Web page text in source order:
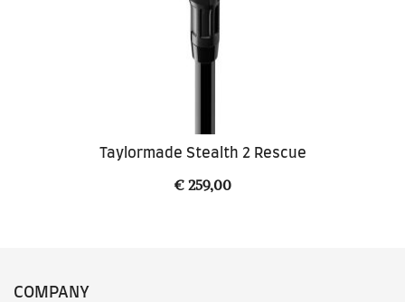
Taylormade Stealth 2 Rescue
€ 259,00
COMPANY